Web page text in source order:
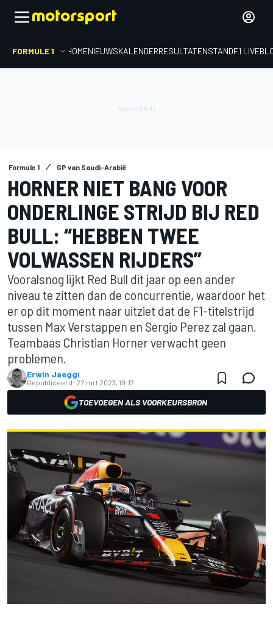
FORMULE 1 HOMENIEUWSKALENDERRESULTATENSTANDF1
Formule 1 GP van Saudi-Arabië
HORNER NIET BANG VOOR
ONDERLINGE STRIJD BIJ RED
BULL: “HEBBEN TWEE
VOLWASSEN RIJDERS”
Vooralsnog lijkt Red Bull dit jaar op een ander
niveau te zitten dan de concurrentie, waardoor het
er op dit moment naar uitziet dat de F1-titelstrijd
tussen Max Verstappen en Sergio Perez zal gaan.
Teambaas Christian Horner verwacht geen
problemen.
Erwin Jaeggi
Gepubliceerd: 22 mrt 2023, 19:17
TOEVOEGEN ALS VOORKEURSBRON